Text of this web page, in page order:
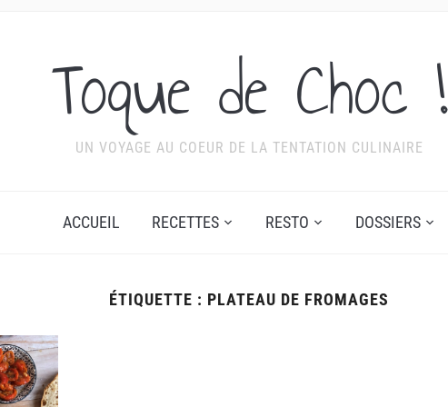
Toque de Choc !
UN VOYAGE AU COEUR DE LA TENTATION CULINAIRE
ACCUEIL RECETTES RESTO DOSSIERS
ÉTIQUETTE : PLATEAU DE FROMAGES